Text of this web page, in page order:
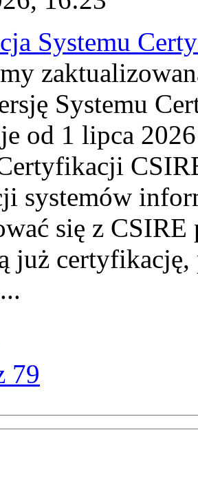
Systemu
Systemu
od 1 lipca
systemów
się z
już
79